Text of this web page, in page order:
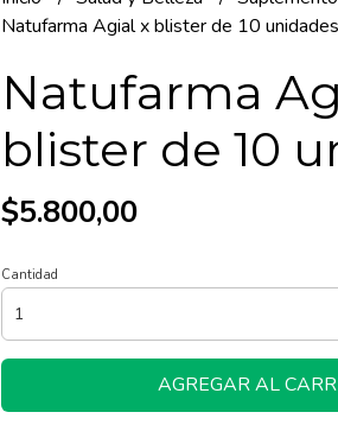
Natufarma Agial x blister de 10 unidades
Natufarma
blister de 10
$5.800,00
Cantidad
AGREGAR AL